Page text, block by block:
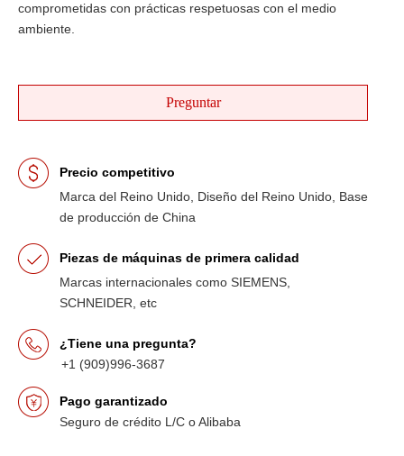
comprometidas con prácticas respetuosas con el medio
ambiente.
Preguntar
Precio competitivo
Marca del Reino Unido, Diseño del Reino Unido, Base
de producción de China
Piezas de máquinas de primera calidad
Marcas internacionales como SIEMENS,
SCHNEIDER, etc
¿Tiene una pregunta?
+1 (909)996-3687
Pago garantizado
Seguro de crédito L/C o Alibaba